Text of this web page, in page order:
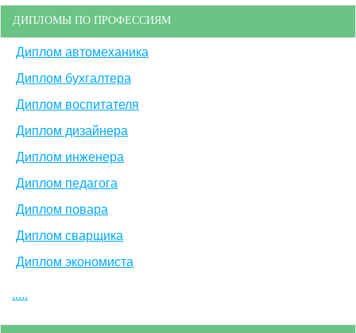
ДИПЛОМЫ ПО ПРОФЕССИЯМ
Диплом автомеханика
Диплом бухгалтера
Диплом воспитателя
Диплом дизайнера
Диплом инженера
Диплом педагога
Диплом повара
Диплом сварщика
Диплом экономиста
.....